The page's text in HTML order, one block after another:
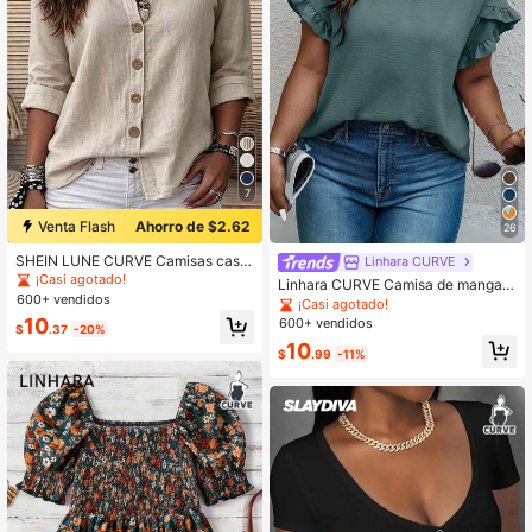
7
Venta Flash
Ahorro de $2.62
SHEIN LUNE CURVE Camisas casu
ales de resort tejidas de talla grand
e para las estaciones de primavera
y otoño
¡Casi agotado!
600+ vendidos
$10.37 -20%
26
Linhara CURVE
Linhara CURVE Camisa de manga c
orta con volantes y unicolor de talla
grande para verano
¡Casi agotado!
600+ vendidos
$10.99 -11%